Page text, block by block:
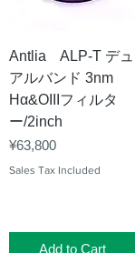
Antlia ALP-T デュ
アルバンド 3nm
Hα&OIIIフィルタ
ー/2inch
Price
¥63,800
Sales Tax Included
Add to Cart